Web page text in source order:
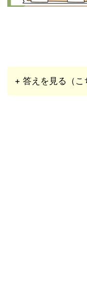
+ 答えを見る（こ